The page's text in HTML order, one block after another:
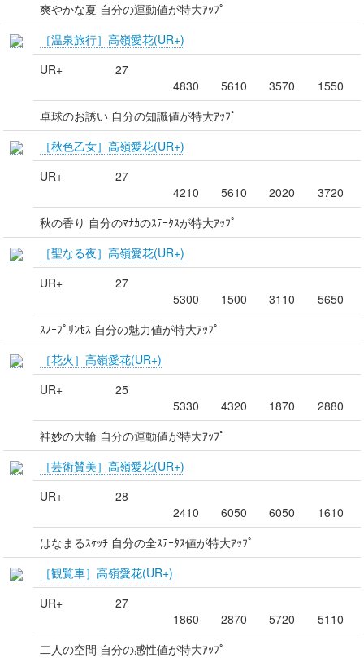
爽やかな夏 自分の運動値が特大ｱｯﾌﾟ
［温泉旅行］高嶺愛花(UR+)
UR+
27
4830
5610 3570
1550
卓球のお誘い 自分の知識値が特大ｱｯﾌﾟ
［秋色乙女］高嶺愛花(UR+)
UR+
27
4210
5610 2020
3720
秋の香り 自分のﾏﾅｶのｽﾃｰﾀｽが特大ｱｯﾌﾟ
［聖なる夜］高嶺愛花(UR+)
UR+
27
5300
1500 3110
5650
ｽﾉｰﾌﾟﾘﾝｾｽ 自分の魅力値が特大ｱｯﾌﾟ
［花火］高嶺愛花(UR+)
UR+
25
5330
4320 1870
2880
神妙の大輪 自分の運動値が特大ｱｯﾌﾟ
［芸術賛美］高嶺愛花(UR+)
UR+
28
2410
6050 6050
1610
はなまるｽｹｯﾁ 自分の全ｽﾃｰﾀｽ値が特大ｱｯﾌﾟ
［観覧車］高嶺愛花(UR+)
UR+
27
1860
2870 5720
5110
二人の空間 自分の感性値が特大ｱｯﾌﾟ